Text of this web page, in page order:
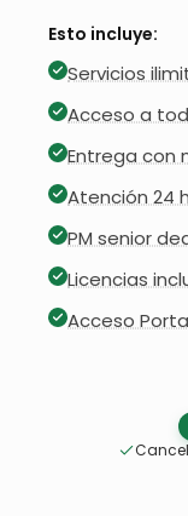
Esto incluye:
Servicios
Acceso a
Entrega con
Atención 24
PM senior
Licencias
Acceso